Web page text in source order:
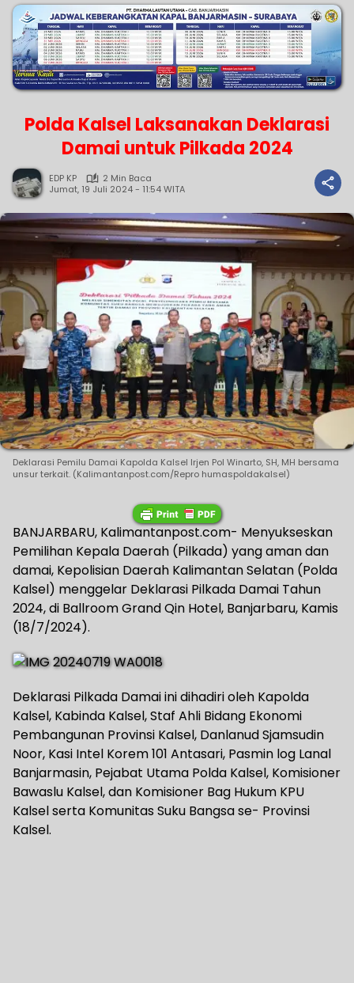
Polda Kalsel Laksanakan Deklarasi
Damai untuk Pilkada 2024
EDP KP
2 Min Baca
Jumat, 19 Juli 2024 - 11:54 WITA
Deklarasi Pemilu Damai Kapolda Kalsel Irjen Pol Winarto, SH, MH bersama
unsur terkait. (Kalimantanpost.com/Repro humaspoldakalsel)
BANJARBARU, Kalimantanpost.com- Menyukseskan
Pemilihan Kepala Daerah (Pilkada) yang aman dan
damai, Kepolisian Daerah Kalimantan Selatan (Polda
Kalsel) menggelar Deklarasi Pilkada Damai Tahun
2024, di Ballroom Grand Qin Hotel, Banjarbaru, Kamis
(18/7/2024).
Deklarasi Pilkada Damai ini dihadiri oleh Kapolda
Kalsel, Kabinda Kalsel, Staf Ahli Bidang Ekonomi
Pembangunan Provinsi Kalsel, Danlanud Sjamsudin
Noor, Kasi Intel Korem 101 Antasari, Pasmin log Lanal
Banjarmasin, Pejabat Utama Polda Kalsel, Komisioner
Bawaslu Kalsel, dan Komisioner Bag Hukum KPU
Kalsel serta Komunitas Suku Bangsa se- Provinsi
Kalsel.